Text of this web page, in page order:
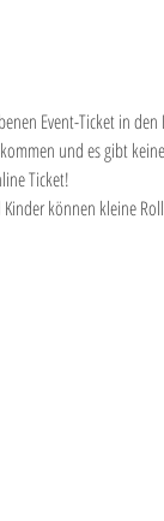
Event-Ticket in den
und es gibt
Ticket!
können kleine